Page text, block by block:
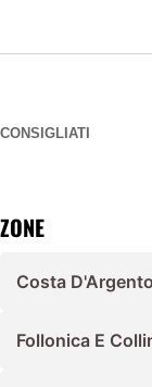
CONSIGLIATI
ZONE
Costa D'Argento
Follonica E